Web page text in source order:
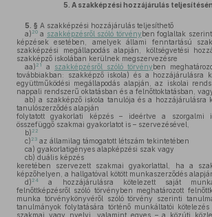
5. A szakképzési hozzájárulás
5. § A szakképzési hozzájárulás teljesíthető
a) 20 a szakképzésről szóló törvényben foglaltak
képzések esetében, amelyek állami fenntartású
szakképzési megállapodás alapján, költségvetési
szakképző iskolában kerülnek megszervezésre
aa) 21 a szakképzésről szóló törvényben
továbbiakban: szakképző iskola) és a hozzájárulásra
együttműködési megállapodás alapján, az iskolai
nappali rendszerű oktatásban és a felnőttoktatásban,
ab) a szakképző iskola tanulója és a hozzájárulásra
tanulószerződés alapján
folytatott gyakorlati képzés – ideértve a szorgalmi
összefüggő szakmai gyakorlatot is – szervezésével,
b) 22
c) 23 az államilag támogatott létszám tekintetében
ca) gyakorlatigényes alapképzési szak vagy
cb) duális képzés
keretében szervezett szakmai gyakorlattal, ha a
képzőhelyen, a hallgatóval kötött munkaszerződés
d) 24
a hozzájárulásra kötelezett saját
felnőttképzésről szóló törvényben meghatározott
munka törvénykönyvéről szóló törvény szerinti
tanulmányok folytatására történő munkáltatói
szakmai vagy nyelvi, valamint egyes – a közúti